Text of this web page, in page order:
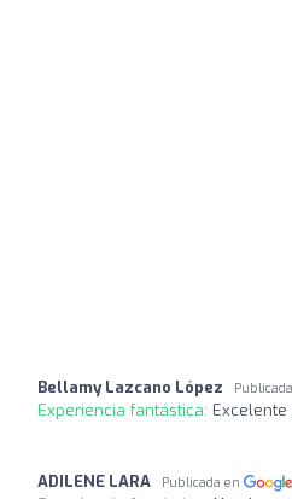
Bellamy Lazcano López
Experiencia fantástica: Excelente
ADILENE LARA Publicada en